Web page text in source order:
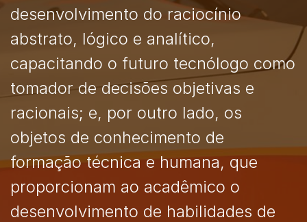
desenvolvimento do raciocínio
abstrato, lógico e analítico,
capacitando o futuro tecnólogo como
tomador de decisões objetivas e
racionais; e, por outro lado, os
objetos de conhecimento de
formação técnica e humana, que
proporcionam ao acadêmico o
desenvolvimento de habilidades de